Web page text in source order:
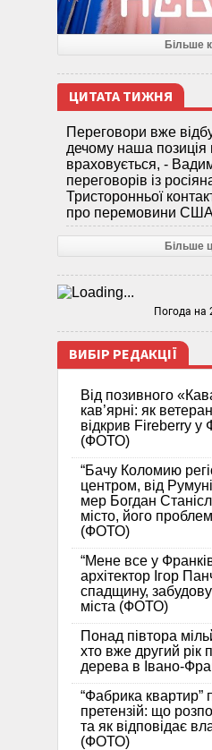
Більше
ЦИТАТА ТИЖНЯ
Переговори вже
дечому наша позиція
враховується, -
переговорів із
Тристоронньої
про перемовини США
Більше
Погода на
ВИБІР РЕДАКЦІЇ
Від позивного
кав’ярні: як
відкрив Fireberry у
(ФОТО)
“Бачу Коломию
центром, від
мер Богдан
місто, його
(ФОТО)
“Мене все у
архітектор Ігор
спадщину,
міста (ФОТО)
Понад півтора
хто вже другий рік
дерева в Івано-
“Фабрика квартир”
претензій: що
та як відповідає
(ФОТО)